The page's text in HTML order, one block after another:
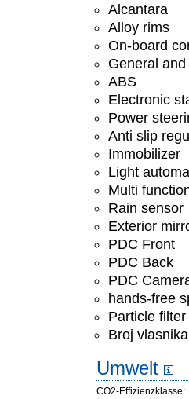
Alcantara
Alloy rims
On-board
General
ABS
Electronic
Power
Anti slip
Immobilizer
Light
Multi
Rain sensor
Exterior
PDC Front
PDC Back
PDC
hands-free
Particle filter
Broj
Umwelt
CO2-Effizienzklasse: